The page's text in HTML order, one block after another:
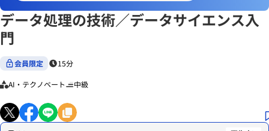
データ処理の技術／データサイエンス入
門
会員限定 15分
AI・テクノベート 中級